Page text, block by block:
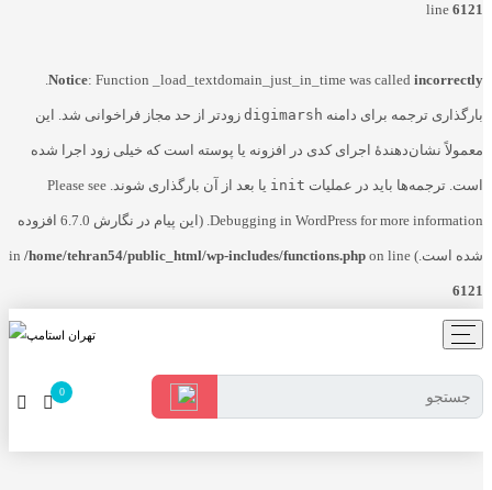
line 6121
Notice: Function _load_textdomain_just_in_time was called incorrectly
.
بارگذاری ترجمه برای دامنه digimarsh زودتر از حد مجاز فراخوانی شد. این
معمولاً نشان‌دهندهٔ اجرای کدی در افزونه یا پوسته است که خیلی زود اجرا شده
است. ترجمه‌ها باید در عملیات init یا بعد از آن بارگذاری شوند. Please see
Debugging in WordPress for more information. (این پیام در نگارش 6.7.0 افزوده
شده است.) in /home/tehran54/public_html/wp-includes/functions.php on line
6121